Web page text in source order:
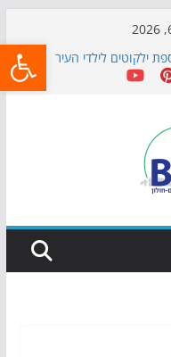
ילקוטים לילדי העיר
המזרקות חוזר לבת-ים
הריביירה הופך למרחב